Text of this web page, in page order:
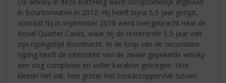
in Bourbonvaten in 2012. Hij heeft bijna 5,5 jaar gerijpt,
voordat hij in september 2018 werd overgebracht naar de
Koval Quarter Casks, waar hij de resterende 5,5 jaar van
zijn rijpingstijd doorbracht. In de loop van de secundaire
rijping heeft de intensiteit van de zwaar gepekelde whisky
een nog complexer en voller karakter gekregen. Hoe
kleiner het vat, hoe groter het contactoppervlak tussen